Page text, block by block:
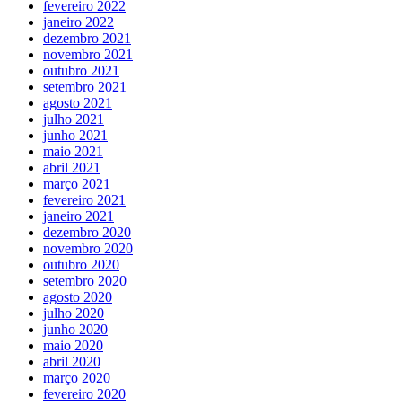
fevereiro 2022
janeiro 2022
dezembro 2021
novembro 2021
outubro 2021
setembro 2021
agosto 2021
julho 2021
junho 2021
maio 2021
abril 2021
março 2021
fevereiro 2021
janeiro 2021
dezembro 2020
novembro 2020
outubro 2020
setembro 2020
agosto 2020
julho 2020
junho 2020
maio 2020
abril 2020
março 2020
fevereiro 2020